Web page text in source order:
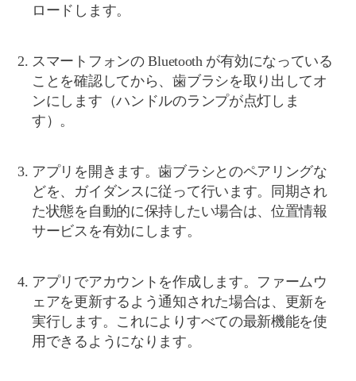
ロードします。
スマートフォンの Bluetooth が有効になっている
ことを確認してから、歯ブラシを取り出してオ
ンにします（ハンドルのランプが点灯しま
す）。
アプリを開きます。歯ブラシとのペアリングな
どを、ガイダンスに従って行います。同期され
た状態を自動的に保持したい場合は、位置情報
サービスを有効にします。
アプリでアカウントを作成します。ファームウ
ェアを更新するよう通知された場合は、更新を
実行します。これによりすべての最新機能を使
用できるようになります。